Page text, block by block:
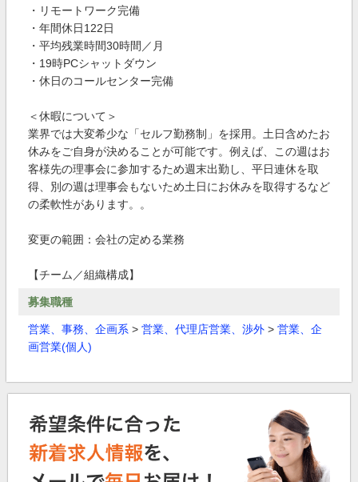
・リモートワーク完備
・年間休日122日
・平均残業時間30時間／月
・19時PCシャットダウン
・休日のコールセンター完備
＜休暇について＞
業界では大変希少な「セルフ勤務制」を採用。土日含めたお
休みをご自身が決めることが可能です。例えば、この週はお
客様先の理事会に参加するため週末出勤し、平日連休を取
得、別の週は理事会もないため土日にお休みを取得するなど
の柔軟性があります。。
変更の範囲：会社の定める業務
【チーム／組織構成】
募集職種
営業、事務、企画系 > 営業、代理店営業、渉外 > 営業、企
画営業(個人)